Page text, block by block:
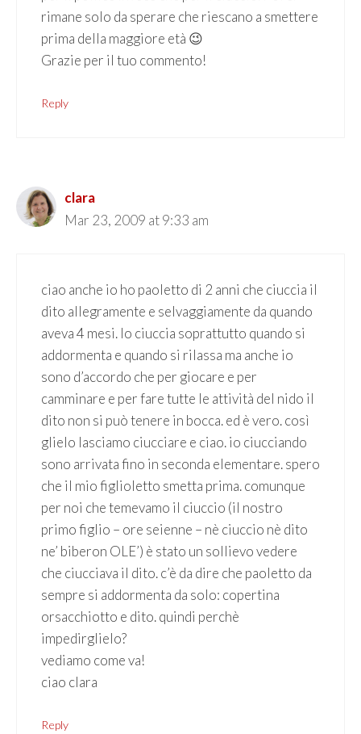
rimane solo da sperare che riescano a smettere
prima della maggiore età 😉
Grazie per il tuo commento!
Reply
clara
Mar 23, 2009 at 9:33 am
ciao anche io ho paoletto di 2 anni che ciuccia il
dito allegramente e selvaggiamente da quando
aveva 4 mesi. lo ciuccia soprattutto quando si
addormenta e quando si rilassa ma anche io
sono d’accordo che per giocare e per
camminare e per fare tutte le attività del nido il
dito non si può tenere in bocca. ed è vero. così
glielo lasciamo ciucciare e ciao. io ciucciando
sono arrivata fino in seconda elementare. spero
che il mio figlioletto smetta prima. comunque
per noi che temevamo il ciuccio (il nostro
primo figlio – ore seienne – nè ciuccio nè dito
ne’ biberon OLE’) è stato un sollievo vedere
che ciucciava il dito. c’è da dire che paoletto da
sempre si addormenta da solo: copertina
orsacchiotto e dito. quindi perchè
impedirglielo?
vediamo come va!
ciao clara
Reply